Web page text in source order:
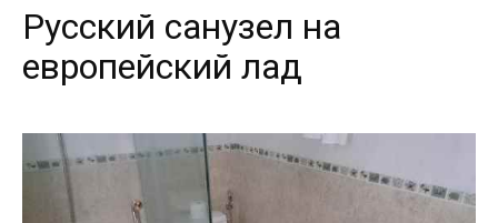
Русский санузел на
европейский лад